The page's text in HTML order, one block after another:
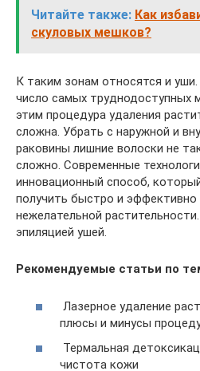
Читайте также: Как
скуловых мешков?
К таким зонам относятся и
число самых труднодоступных
этим процедура удаления
сложна. Убрать с наружной и
раковины лишние волоски не
сложно. Современные
инновационный способ,
получить быстро и
нежелательной
эпиляцией ушей.
Рекомендуемые статьи по
Лазерное удаление
плюсы и минусы
Термальная
чистота кожи